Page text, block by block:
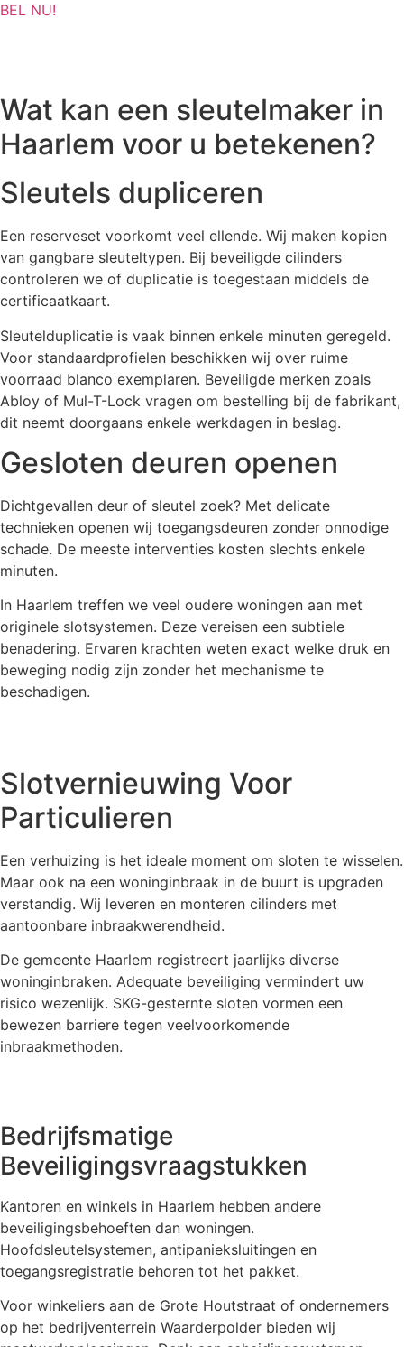
BEL NU!
Wat kan een sleutelmaker in
Haarlem voor u betekenen?
Sleutels dupliceren
Een reserveset voorkomt veel ellende. Wij maken kopien
van gangbare sleuteltypen. Bij beveiligde cilinders
controleren we of duplicatie is toegestaan middels de
certificaatkaart.
Sleutelduplicatie is vaak binnen enkele minuten geregeld.
Voor standaardprofielen beschikken wij over ruime
voorraad blanco exemplaren. Beveiligde merken zoals
Abloy of Mul-T-Lock vragen om bestelling bij de fabrikant,
dit neemt doorgaans enkele werkdagen in beslag.
Gesloten deuren openen
Dichtgevallen deur of sleutel zoek? Met delicate
technieken openen wij toegangsdeuren zonder onnodige
schade. De meeste interventies kosten slechts enkele
minuten.
In Haarlem treffen we veel oudere woningen aan met
originele slotsystemen. Deze vereisen een subtiele
benadering. Ervaren krachten weten exact welke druk en
beweging nodig zijn zonder het mechanisme te
beschadigen.
Slotvernieuwing Voor
Particulieren
Een verhuizing is het ideale moment om sloten te wisselen.
Maar ook na een woninginbraak in de buurt is upgraden
verstandig. Wij leveren en monteren cilinders met
aantoonbare inbraakwerendheid.
De gemeente Haarlem registreert jaarlijks diverse
woninginbraken. Adequate beveiliging vermindert uw
risico wezenlijk. SKG-gesternte sloten vormen een
bewezen barriere tegen veelvoorkomende
inbraakmethoden.
Bedrijfsmatige
Beveiligingsvraagstukken
Kantoren en winkels in Haarlem hebben andere
beveiligingsbehoeften dan woningen.
Hoofdsleutelsystemen, antipanieksluitingen en
toegangsregistratie behoren tot het pakket.
Voor winkeliers aan de Grote Houtstraat of ondernemers
op het bedrijventerrein Waarderpolder bieden wij